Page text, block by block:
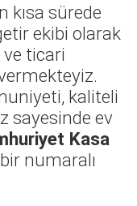
kısa sürede
ekibi olarak
ve ticari
kaliteli
sayesinde ev
Kasa
numaralı